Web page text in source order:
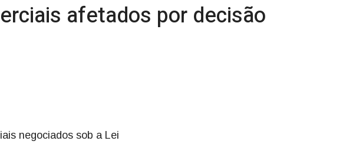
afetados por decisão
negociados sob a Lei